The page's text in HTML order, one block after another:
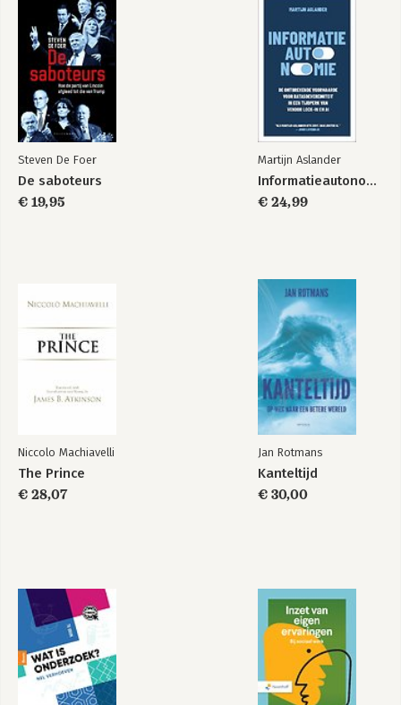
Amerikanen
Verantwoording 301
Steven De Foer
De saboteurs
€ 19,95
Martijn Aslander
Informatieautonomie
€ 24,99
Niccolo Machiavelli
The Prince
€ 28,07
Jan Rotmans
Kanteltijd
€ 30,00